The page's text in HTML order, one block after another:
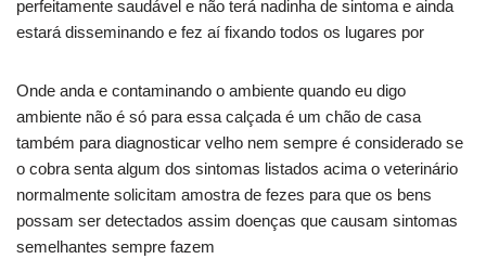
perfeitamente saudável e não terá nadinha de sintoma e ainda
estará disseminando e fez aí fixando todos os lugares por
Onde anda e contaminando o ambiente quando eu digo
ambiente não é só para essa calçada é um chão de casa
também para diagnosticar velho nem sempre é considerado se
o cobra senta algum dos sintomas listados acima o veterinário
normalmente solicitam amostra de fezes para que os bens
possam ser detectados assim doenças que causam sintomas
semelhantes sempre fazem